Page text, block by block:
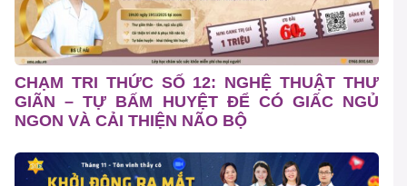
CHẠM TRI THỨC SỐ 12: NGHỆ THUẬT THƯ
GIÃN – TỰ BẤM HUYỆT ĐỂ CÓ GIẤC NGỦ
NGON VÀ CẢI THIỆN NÃO BỘ